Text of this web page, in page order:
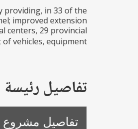
in 33 of the
improved extension
centers, 29 provincial
vehicles, equipment...
تفاصيل رئيسة
تفاصيل مشروع